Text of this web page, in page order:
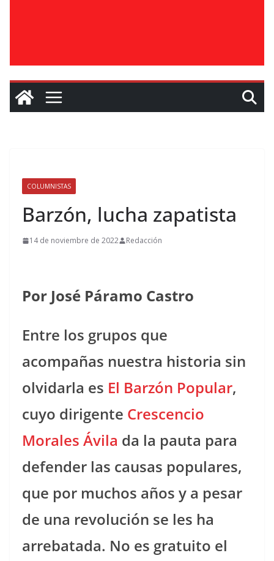
COLUMNISTAS
Barzón, lucha zapatista
14 de noviembre de 2022 Redacción
Por José Páramo Castro
Entre los grupos que
acompañas nuestra historia sin
olvidarla es El Barzón Popular,
cuyo dirigente Crescencio
Morales Ávila da la pauta para
defender las causas populares,
que por muchos años y a pesar
de una revolución se les ha
arrebatada. No es gratuito el